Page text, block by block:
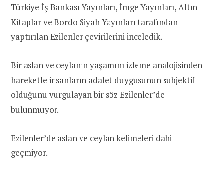
Türkiye İş Bankası Yayınları, İmge Yayınları, Altın
Kitaplar ve Bordo Siyah Yayınları tarafından
yaptırılan Ezilenler çevirilerini inceledik.
Bir aslan ve ceylanın yaşamını izleme analojisinden
hareketle insanların adalet duygusunun subjektif
olduğunu vurgulayan bir söz Ezilenler’de
bulunmuyor.
Ezilenler’de aslan ve ceylan kelimeleri dahi
geçmiyor.